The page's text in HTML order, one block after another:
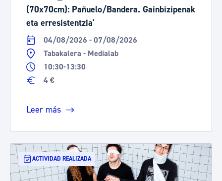
(70x70cm): Pañuelo/Bandera. Gainbizipenak
eta erresistentzia'
04/08/2026 - 07/08/2026
Tabakalera - Medialab
10:30-13:30
4 €
Leer más
ACTIVIDAD REALIZADA